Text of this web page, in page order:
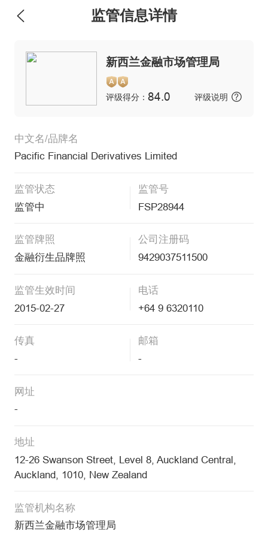
监管信息详情
新西兰金融市场管理局
评级得分： 84.0 评级说明
中文名/品牌名
Pacific Financial Derivatives Limited
监管状态
监管中
监管号
FSP28944
监管牌照
金融衍生品牌照
公司注册码
9429037511500
监管生效时间
2015-02-27
电话
+64 9 6320110
传真
-
邮箱
-
网址
-
地址
12-26 Swanson Street, Level 8, Auckland Central,
Auckland, 1010, New Zealand
监管机构名称
新西兰金融市场管理局